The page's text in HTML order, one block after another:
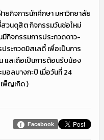
ยกิจการนักศึกษา มหาวิทยาลัย
วนดุสิต กิจกรรมวันช่อใหม่
มีกิจกรรมการประกวดดาว-
ระกวดมิสเลดี้ เพื่อเป็นการ
และถือเป็นการต้อนรับน้อง
อลบางกะปิ เมื่อวันที่ 24
พ็ญเกิด )
Facebook